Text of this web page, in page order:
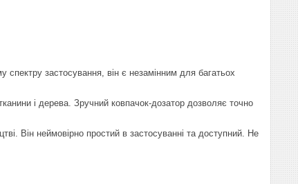
застосування, він є незамінним для багатьох
і дерева. Зручний ковпачок-дозатор дозволяє точно
Він неймовірно простий в застосуванні та доступний. Не